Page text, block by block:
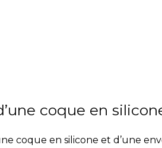
coque en
coque en silicone et d’une